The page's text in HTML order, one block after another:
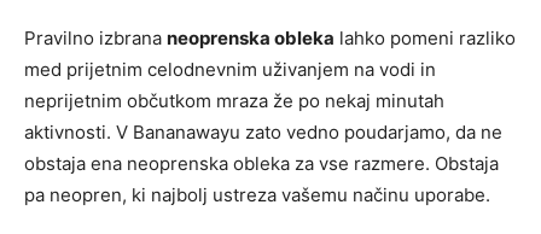
Pravilno izbrana neoprenska obleka lahko pomeni razliko
med prijetnim celodnevnim uživanjem na vodi in
neprijetnim občutkom mraza že po nekaj minutah
aktivnosti. V Bananawayu zato vedno poudarjamo, da ne
obstaja ena neoprenska obleka za vse razmere. Obstaja
pa neopren, ki najbolj ustreza vašemu načinu uporabe.